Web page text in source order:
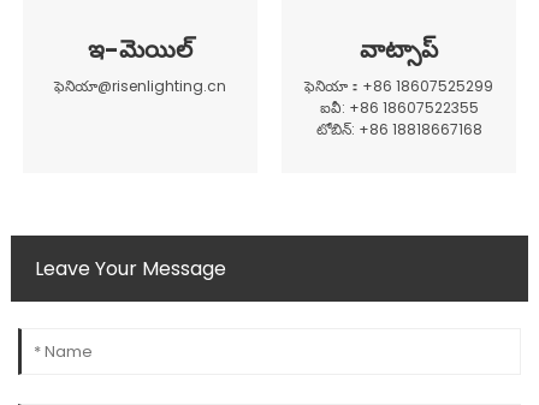
ఇ-మెయిల్
ఫెనియా@risenlighting.cn
వాట్సాప్
ఫెనియా：+86 18607525299
ఐవీ: +86 18607522355
టోబిన్: +86 18818667168
Leave Your Message